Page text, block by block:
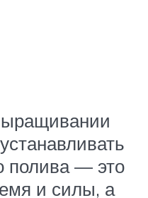
полива — это
и силы, а